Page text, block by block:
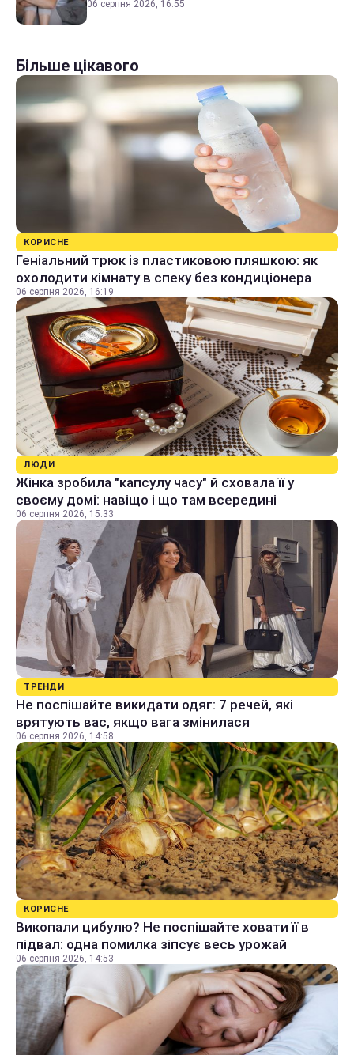
06 серпня 2026, 16:55
Більше цікавого
КОРИСНЕ
Геніальний трюк із пластиковою пляшкою: як
охолодити кімнату в спеку без кондиціонера
06 серпня 2026, 16:19
ЛЮДИ
Жінка зробила "капсулу часу" й сховала її у
своєму домі: навіщо і що там всередині
06 серпня 2026, 15:33
ТРЕНДИ
Не поспішайте викидати одяг: 7 речей, які
врятують вас, якщо вага змінилася
06 серпня 2026, 14:58
КОРИСНЕ
Викопали цибулю? Не поспішайте ховати її в
підвал: одна помилка зіпсує весь урожай
06 серпня 2026, 14:53